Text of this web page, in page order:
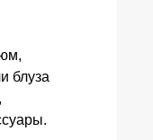
блуза